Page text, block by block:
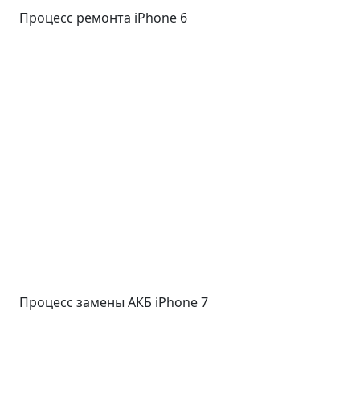
Процесс ремонта iPhone 6
Процесс замены АКБ iPhone 7